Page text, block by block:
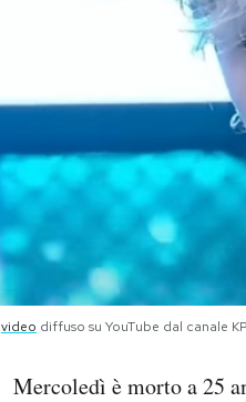
video diffuso su YouTube dal canale
Mercoledì è morto a 25